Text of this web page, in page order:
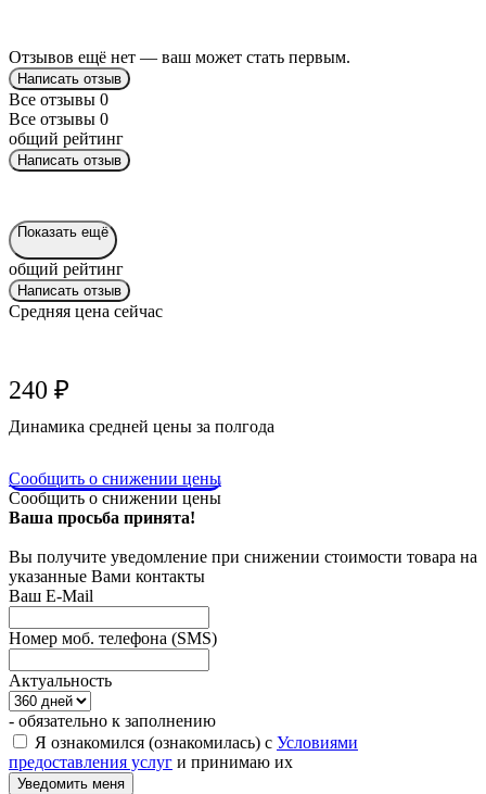
Отзывов ещё нет — ваш может стать первым.
Написать отзыв
Все отзывы 0
Все отзывы 0
общий рейтинг
Написать отзыв
Показать ещё
общий рейтинг
Написать отзыв
Средняя цена сейчас
240 ₽
Динамика средней цены за полгода
Сообщить о снижении цены
Сообщить о снижении цены
Ваша просьба принята!
Вы получите уведомление при снижении стоимости товара на
указанные Вами контакты
Ваш E-Mail
Номер моб. телефона (SMS)
Актуальность
- обязательно к заполнению
Я ознакомился (ознакомилась) с Условиями
предоставления услуг и принимаю их